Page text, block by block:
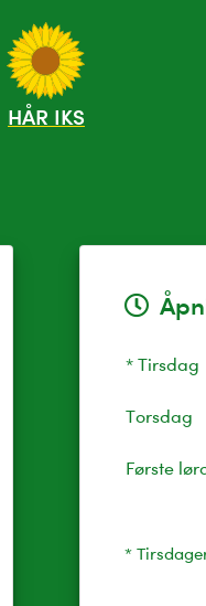
HÅR IKS
* Tirsdag
Torsdag
Første
*